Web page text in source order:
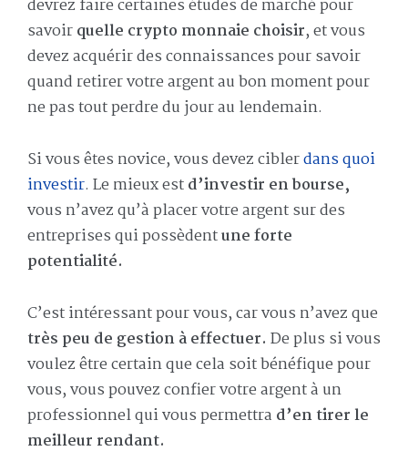
devrez faire certaines études de marché pour
savoirquelle crypto monnaie choisir, et vous
devez acquérir des connaissances pour savoir
quand retirer votre argent au bon moment pour
ne pas tout perdre du jour au lendemain.
Si vous êtes novice, vous devez ciblerdans quoi
investir. Le mieux estd’investir en bourse,
vous n’avez qu’à placer votre argent sur des
entreprises qui possèdentune forte
potentialité.
C’est intéressant pour vous, car vous n’avez que
très peu de gestion à effectuer. De plus si vous
voulez être certain que cela soit bénéfique pour
vous, vous pouvez confier votre argent à un
professionnel qui vous permettra d’en tirer le
meilleur rendant.